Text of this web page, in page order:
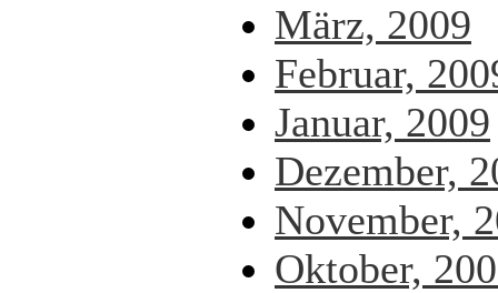
März, 2009
Februar,
Januar, 2009
Dezember,
November,
Oktober,